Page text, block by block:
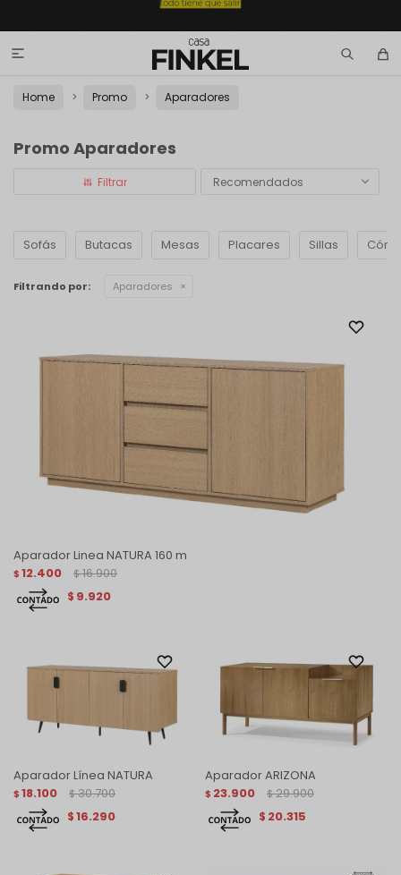

Home Promo Aparadores
Promo Aparadores
Recomendados
Sofás Butacas Mesas Placares Sillas
Filtrando por: Aparadores
Aparador Linea NATURA 160 m
$ 12.400 $ 16.900
$ 9.920
Aparador Línea NATURA
$ 18.100 $ 30.700
$16.290
Aparador ARIZONA
$ 23.900 $ 29.900
$ 20.315